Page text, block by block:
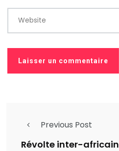
Website
Previous Post
Révolte inter-